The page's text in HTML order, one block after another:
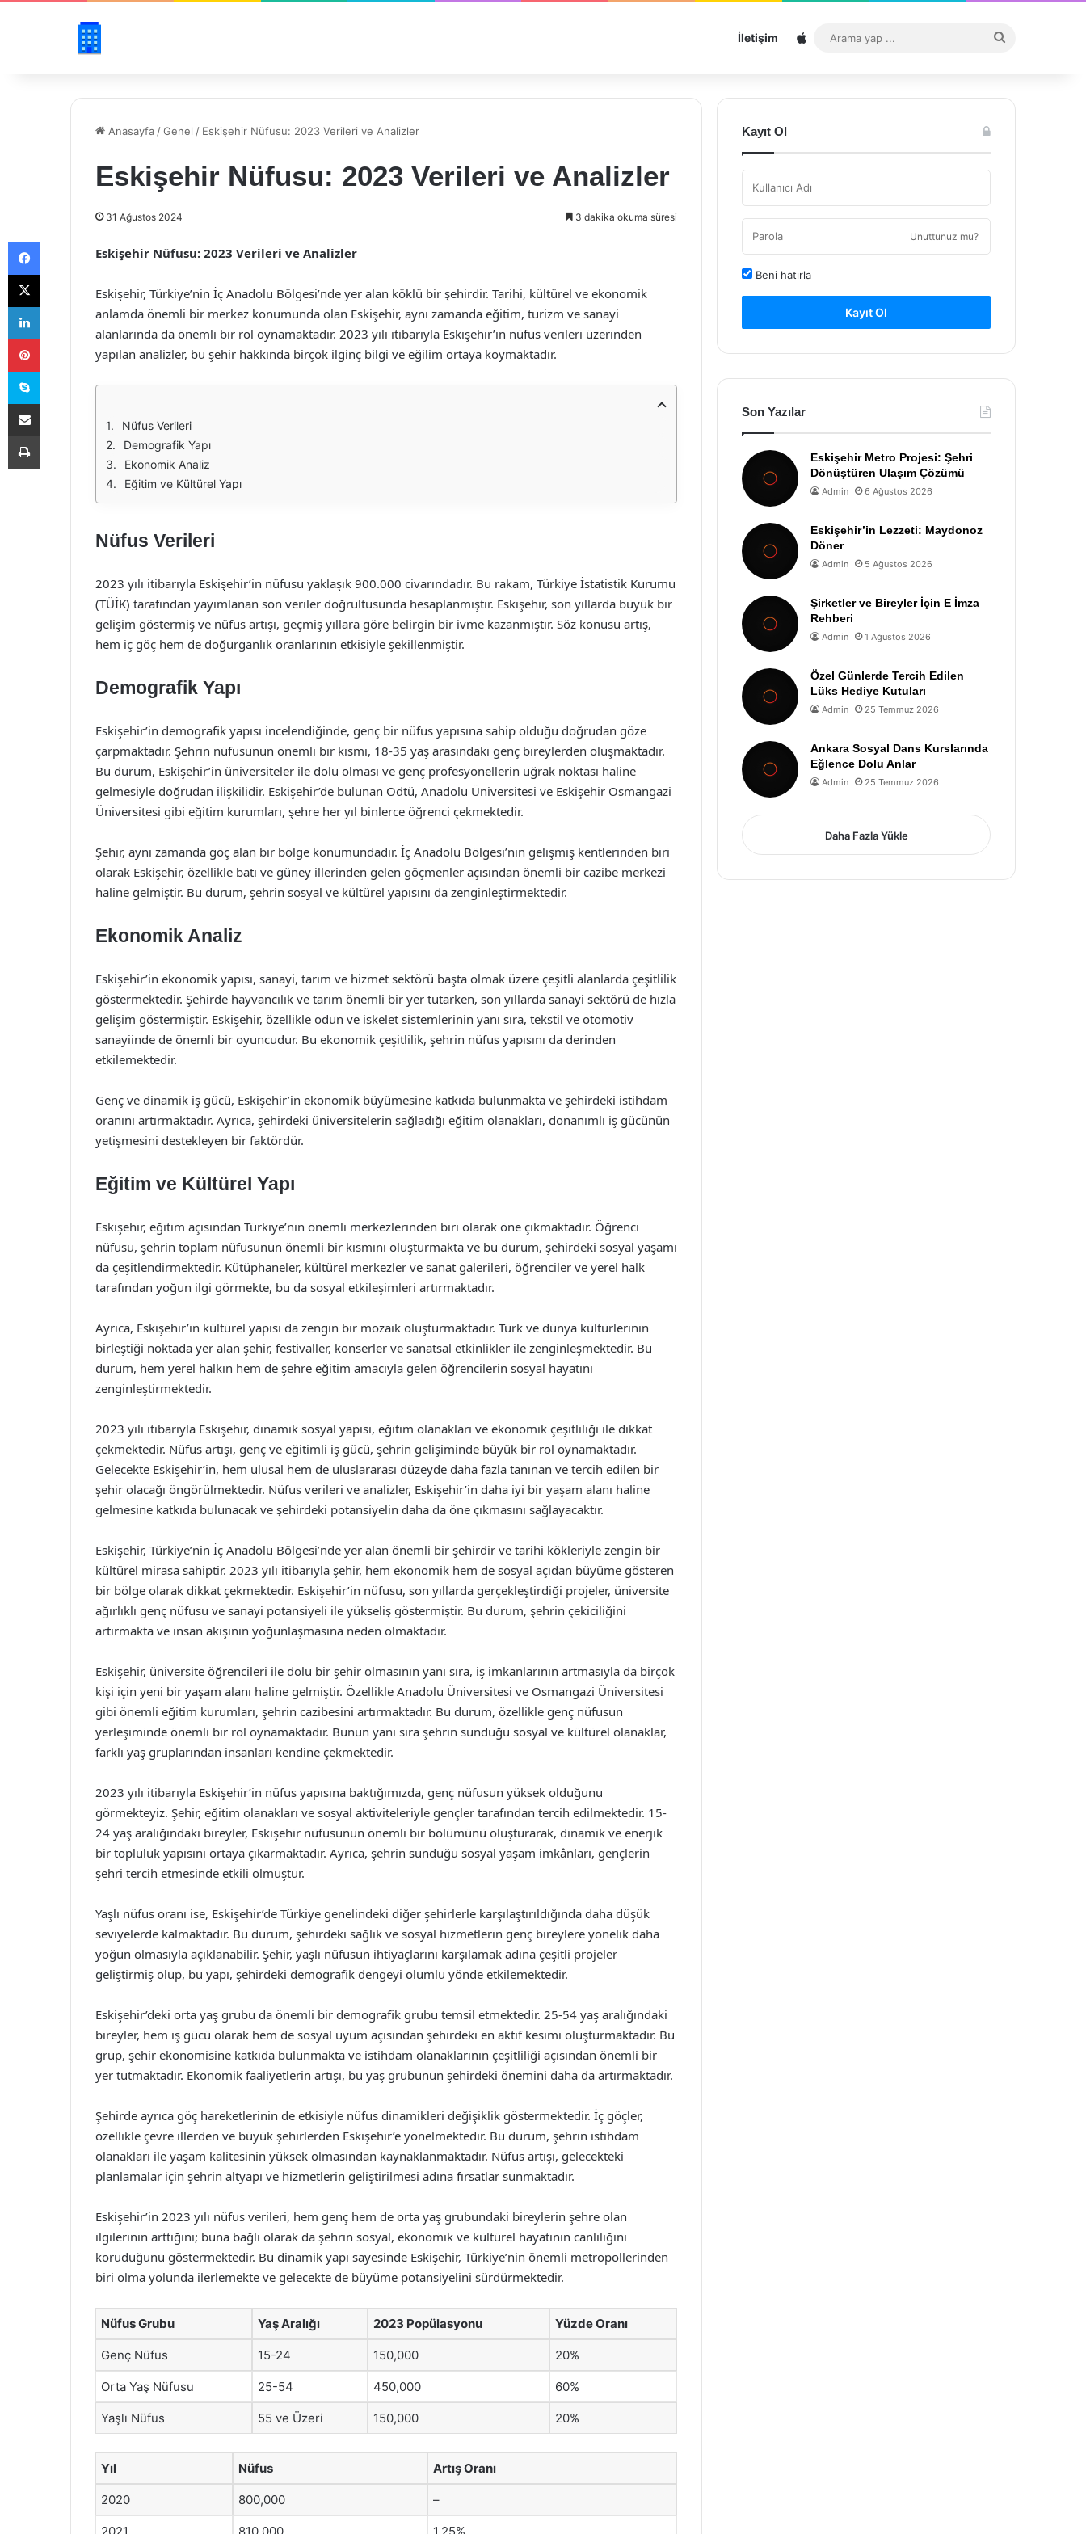
İletişim Sitemap
...
Anasayfa /Genel / Eskişehir Nüfusu: 2023 Verileri ve Analizler
Eskişehir Nüfusu: 2023 Verileri ve Analizler
31 Ağustos 2024 3 dakika okuma süresi
Eskişehir Nüfusu: 2023 Verileri ve Analizler
Eskişehir, Türkiye’nin İç Anadolu Bölgesi’nde yer alan köklü bir şehirdir. Tarihi, kültürel ve ekonomik
anlamda önemli bir merkez konumunda olan Eskişehir, aynı zamanda eğitim, turizm ve sanayi
alanlarında da önemli bir rol oynamaktadır. 2023 yılı itibarıyla Eskişehir’in nüfus verileri üzerinden
yapılan analizler, bu şehir hakkında birçok ilginç bilgi ve eğilim ortaya koymaktadır.
Nüfus Verileri
Demografik Yapı
Ekonomik Analiz
Eğitim ve Kültürel Yapı
Nüfus Verileri
2023 yılı itibarıyla Eskişehir’in nüfusu yaklaşık 900.000 civarındadır. Bu rakam, Türkiye İstatistik Kurumu
(TÜİK) tarafından yayımlanan son veriler doğrultusunda hesaplanmıştır. Eskişehir, son yıllarda büyük bir
gelişim göstermiş ve nüfus artışı, geçmiş yıllara göre belirgin bir ivme kazanmıştır. Söz konusu artış,
hem iç göç hem de doğurganlık oranlarının etkisiyle şekillenmiştir.
Demografik Yapı
Eskişehir’in demografik yapısı incelendiğinde, genç bir nüfus yapısına sahip olduğu doğrudan göze
çarpmaktadır. Şehrin nüfusunun önemli bir kısmı, 18-35 yaş arasındaki genç bireylerden oluşmaktadır.
Bu durum, Eskişehir’in üniversiteler ile dolu olması ve genç profesyonellerin uğrak noktası haline
gelmesiyle doğrudan ilişkilidir. Eskişehir’de bulunan Odtü, Anadolu Üniversitesi ve Eskişehir Osmangazi
Üniversitesi gibi eğitim kurumları, şehre her yıl binlerce öğrenci çekmektedir.
Şehir, aynı zamanda göç alan bir bölge konumundadır. İç Anadolu Bölgesi’nin gelişmiş kentlerinden biri
olarak Eskişehir, özellikle batı ve güney illerinden gelen göçmenler açısından önemli bir cazibe merkezi
haline gelmiştir. Bu durum, şehrin sosyal ve kültürel yapısını da zenginleştirmektedir.
Ekonomik Analiz
Eskişehir’in ekonomik yapısı, sanayi, tarım ve hizmet sektörü başta olmak üzere çeşitli alanlarda çeşitlilik
göstermektedir. Şehirde hayvancılık ve tarım önemli bir yer tutarken, son yıllarda sanayi sektörü de hızla
gelişim göstermiştir. Eskişehir, özellikle odun ve iskelet sistemlerinin yanı sıra, tekstil ve otomotiv
sanayiinde de önemli bir oyuncudur. Bu ekonomik çeşitlilik, şehrin nüfus yapısını da derinden
etkilemektedir.
Genç ve dinamik iş gücü, Eskişehir’in ekonomik büyümesine katkıda bulunmakta ve şehirdeki istihdam
oranını artırmaktadır. Ayrıca, şehirdeki üniversitelerin sağladığı eğitim olanakları, donanımlı iş gücünün
yetişmesini destekleyen bir faktördür.
Eğitim ve Kültürel Yapı
Eskişehir, eğitim açısından Türkiye’nin önemli merkezlerinden biri olarak öne çıkmaktadır. Öğrenci
nüfusu, şehrin toplam nüfusunun önemli bir kısmını oluşturmakta ve bu durum, şehirdeki sosyal yaşamı
da çeşitlendirmektedir. Kütüphaneler, kültürel merkezler ve sanat galerileri, öğrenciler ve yerel halk
tarafından yoğun ilgi görmekte, bu da sosyal etkileşimleri artırmaktadır.
Ayrıca, Eskişehir’in kültürel yapısı da zengin bir mozaik oluşturmaktadır. Türk ve dünya kültürlerinin
birleştiği noktada yer alan şehir, festivaller, konserler ve sanatsal etkinlikler ile zenginleşmektedir. Bu
durum, hem yerel halkın hem de şehre eğitim amacıyla gelen öğrencilerin sosyal hayatını
zenginleştirmektedir.
2023 yılı itibarıyla Eskişehir, dinamik sosyal yapısı, eğitim olanakları ve ekonomik çeşitliliği ile dikkat
çekmektedir. Nüfus artışı, genç ve eğitimli iş gücü, şehrin gelişiminde büyük bir rol oynamaktadır.
Gelecekte Eskişehir’in, hem ulusal hem de uluslararası düzeyde daha fazla tanınan ve tercih edilen bir
şehir olacağı öngörülmektedir. Nüfus verileri ve analizler, Eskişehir’in daha iyi bir yaşam alanı haline
gelmesine katkıda bulunacak ve şehirdeki potansiyelin daha da öne çıkmasını sağlayacaktır.
Eskişehir, Türkiye’nin İç Anadolu Bölgesi’nde yer alan önemli bir şehirdir ve tarihi kökleriyle zengin bir
kültürel mirasa sahiptir. 2023 yılı itibarıyla şehir, hem ekonomik hem de sosyal açıdan büyüme gösteren
bir bölge olarak dikkat çekmektedir. Eskişehir’in nüfusu, son yıllarda gerçekleştirdiği projeler, üniversite
ağırlıklı genç nüfusu ve sanayi potansiyeli ile yükseliş göstermiştir. Bu durum, şehrin çekiciliğini
artırmakta ve insan akışının yoğunlaşmasına neden olmaktadır.
Eskişehir, üniversite öğrencileri ile dolu bir şehir olmasının yanı sıra, iş imkanlarının artmasıyla da birçok
kişi için yeni bir yaşam alanı haline gelmiştir. Özellikle Anadolu Üniversitesi ve Osmangazi Üniversitesi
gibi önemli eğitim kurumları, şehrin cazibesini artırmaktadır. Bu durum, özellikle genç nüfusun
yerleşiminde önemli bir rol oynamaktadır. Bunun yanı sıra şehrin sunduğu sosyal ve kültürel olanaklar,
farklı yaş gruplarından insanları kendine çekmektedir.
2023 yılı itibarıyla Eskişehir’in nüfus yapısına baktığımızda, genç nüfusun yüksek olduğunu
görmekteyiz. Şehir, eğitim olanakları ve sosyal aktiviteleriyle gençler tarafından tercih edilmektedir. 15-
24 yaş aralığındaki bireyler, Eskişehir nüfusunun önemli bir bölümünü oluşturarak, dinamik ve enerjik
bir topluluk yapısını ortaya çıkarmaktadır. Ayrıca, şehrin sunduğu sosyal yaşam imkânları, gençlerin
şehri tercih etmesinde etkili olmuştur.
Yaşlı nüfus oranı ise, Eskişehir’de Türkiye genelindeki diğer şehirlerle karşılaştırıldığında daha düşük
seviyelerde kalmaktadır. Bu durum, şehirdeki sağlık ve sosyal hizmetlerin genç bireylere yönelik daha
yoğun olmasıyla açıklanabilir. Şehir, yaşlı nüfusun ihtiyaçlarını karşılamak adına çeşitli projeler
geliştirmiş olup, bu yapı, şehirdeki demografik dengeyi olumlu yönde etkilemektedir.
Eskişehir’deki orta yaş grubu da önemli bir demografik grubu temsil etmektedir. 25-54 yaş aralığındaki
bireyler, hem iş gücü olarak hem de sosyal uyum açısından şehirdeki en aktif kesimi oluşturmaktadır. Bu
grup, şehir ekonomisine katkıda bulunmakta ve istihdam olanaklarının çeşitliliği açısından önemli bir
yer tutmaktadır. Ekonomik faaliyetlerin artışı, bu yaş grubunun şehirdeki önemini daha da artırmaktadır.
Şehirde ayrıca göç hareketlerinin de etkisiyle nüfus dinamikleri değişiklik göstermektedir. İç göçler,
özellikle çevre illerden ve büyük şehirlerden Eskişehir’e yönelmektedir. Bu durum, şehrin istihdam
olanakları ile yaşam kalitesinin yüksek olmasından kaynaklanmaktadır. Nüfus artışı, gelecekteki
planlamalar için şehrin altyapı ve hizmetlerin geliştirilmesi adına fırsatlar sunmaktadır.
Eskişehir’in 2023 yılı nüfus verileri, hem genç hem de orta yaş grubundaki bireylerin şehre olan
ilgilerinin arttığını; buna bağlı olarak da şehrin sosyal, ekonomik ve kültürel hayatının canlılığını
koruduğunu göstermektedir. Bu dinamik yapı sayesinde Eskişehir, Türkiye’nin önemli metropollerinden
biri olma yolunda ilerlemekte ve gelecekte de büyüme potansiyelini sürdürmektedir.
Nüfus Grubu Yaş Aralığı 2023 Popülasyonu Yüzde Oranı
Genç Nüfus 15-24 150,000 20%
Orta Yaş Nüfusu 25-54 450,000 60%
Yaşlı Nüfus 55 ve Üzeri 150,000 20%
Yıl Nüfus Artış Oranı
2020 800,000 –
2021 810,000 1.25%
Kayıt Ol
Unuttunuz mu?
Beni hatırla
Kayıt Ol
Son Yazılar
Eskişehir Metro Projesi: Şehri
Dönüştüren Ulaşım Çözümü
Admin 6 Ağustos 2026
Eskişehir’in Lezzeti: Maydonoz
Döner
Admin 5 Ağustos 2026
Şirketler ve Bireyler İçin E İmza
Rehberi
Admin 1 Ağustos 2026
Özel Günlerde Tercih Edilen
Lüks Hediye Kutuları
Admin 25 Temmuz 2026
Ankara Sosyal Dans Kurslarında
Eğlence Dolu Anlar
Admin 25 Temmuz 2026
Daha Fazla Yükle
Facebook
X
LinkedIn
Pinterest
Skype
E-Posta ile paylaş